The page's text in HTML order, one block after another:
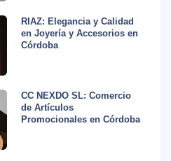
RIAZ: Elegancia y Calidad
en Joyería y Accesorios en
Córdoba
CC NEXDO SL: Comercio
de Artículos
Promocionales en Córdoba